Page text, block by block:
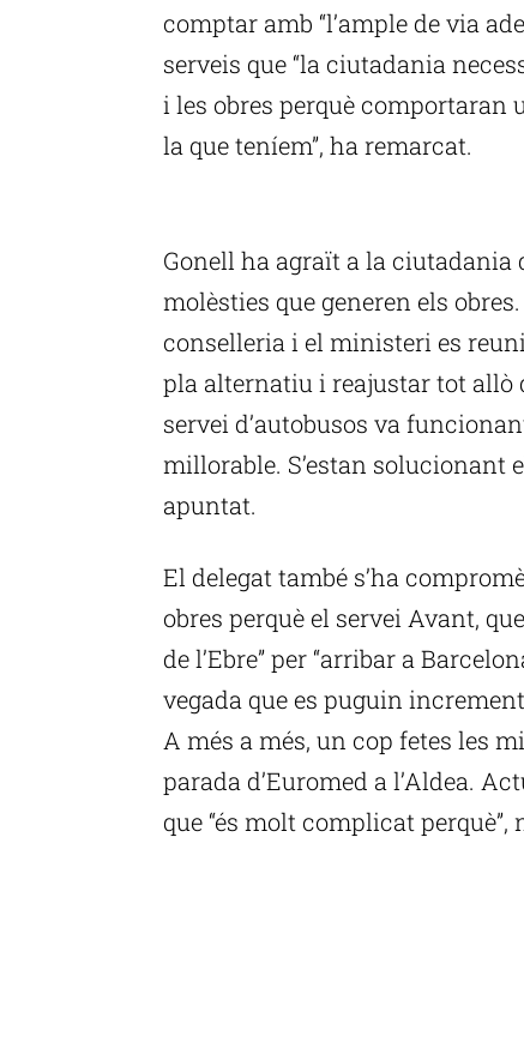
comptar amb “l’ample de via
serveis que “la ciutadania
i les obres perquè
la que teníem”, ha remarcat.
Gonell ha agraït a la
molèsties que generen els
conselleria i el ministeri es
pla alternatiu i reajustar tot allò
servei d’autobusos va
millorable. S’estan solucionant
apuntat.
El delegat també s’ha
obres perquè el servei Avant,
de l’Ebre” per “arribar a
vegada que es puguin
A més a més, un cop fetes les
parada d’Euromed a l’Aldea.
que “és molt complicat